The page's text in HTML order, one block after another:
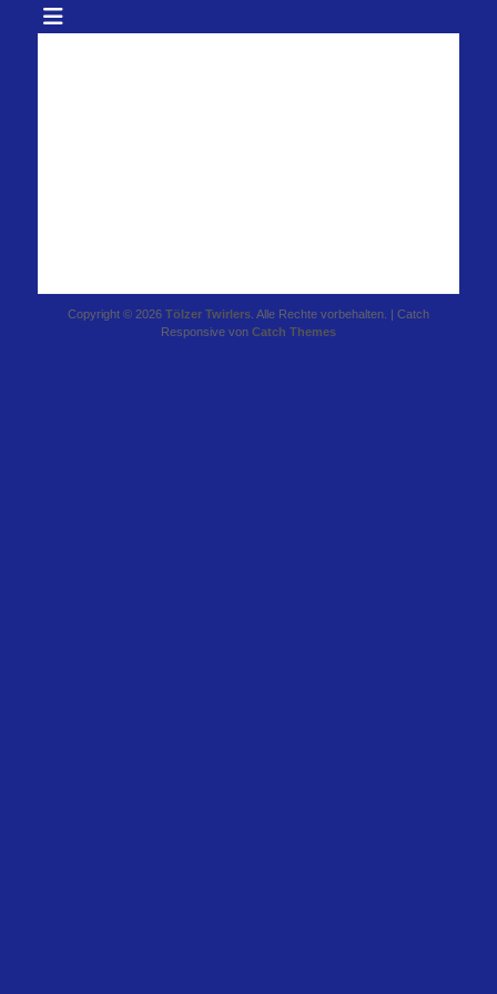
Copyright © 2026 Tölzer Twirlers . Alle Rechte vorbehalten. | Catch
Responsive von Catch Themes